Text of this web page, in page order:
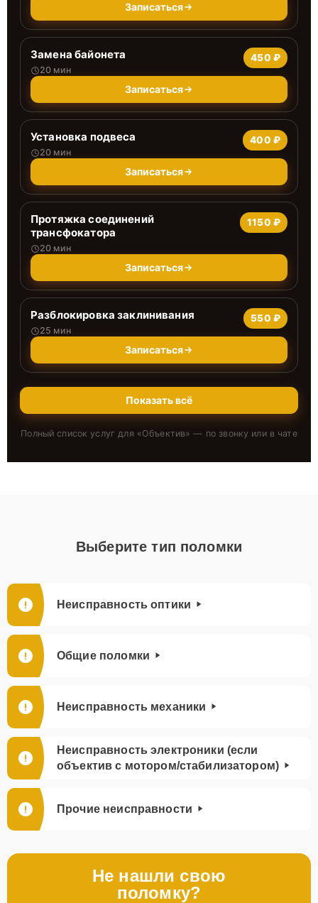
Записаться
Замена байонета
20 мин
450 ₽
Записаться
Установка подвеса
20 мин
400 ₽
Записаться
Протяжка соединений
трансфокатора
20 мин
1150 ₽
Записаться
Разблокировка заклинивания
25 мин
550 ₽
Записаться
Показать всё
Полный список услуг для «Объектив» — по звонку или в чате
Выберите тип поломки
Неисправность оптики
Общие поломки
Неисправность механики
Неисправность электроники (если
объектив с мотором/стабилизатором)
Прочие неисправности
Не нашли свою
поломку?